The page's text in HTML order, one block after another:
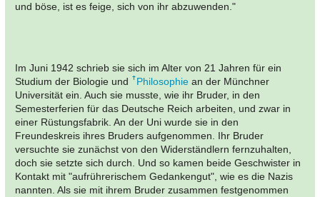
und böse, ist es feige, sich von ihr abzuwenden."
Im Juni 1942 schrieb sie sich im Alter von 21 Jahren für ein
Studium der Biologie und
Philosophie an der Münchner
Universität ein. Auch sie musste, wie ihr Bruder, in den
Semesterferien für das Deutsche Reich arbeiten, und zwar in
einer Rüstungsfabrik. An der Uni wurde sie in den
Freundeskreis ihres Bruders aufgenommen. Ihr Bruder
versuchte sie zunächst von den Widerständlern fernzuhalten,
doch sie setzte sich durch. Und so kamen beide Geschwister in
Kontakt mit "aufrührerischem Gedankengut", wie es die Nazis
nannten. Als sie mit ihrem Bruder zusammen festgenommen